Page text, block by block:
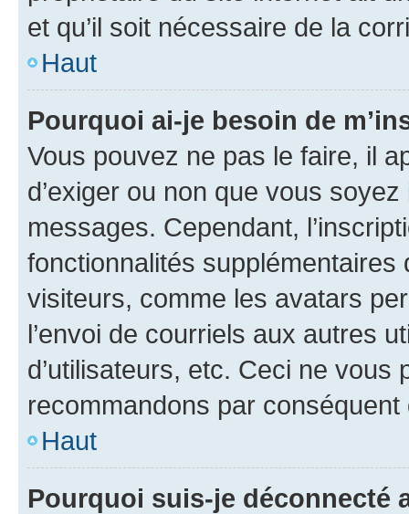
et qu’il soit nécessaire de la
Haut
Pourquoi ai-je besoin de
Vous pouvez ne pas le faire, il
d’exiger ou non que vous
messages. Cependant,
fonctionnalités
visiteurs, comme les avatars
l’envoi de courriels aux autres
d’utilisateurs, etc. Ceci ne vous
recommandons par conséquent
Haut
Pourquoi suis-je déconnecté